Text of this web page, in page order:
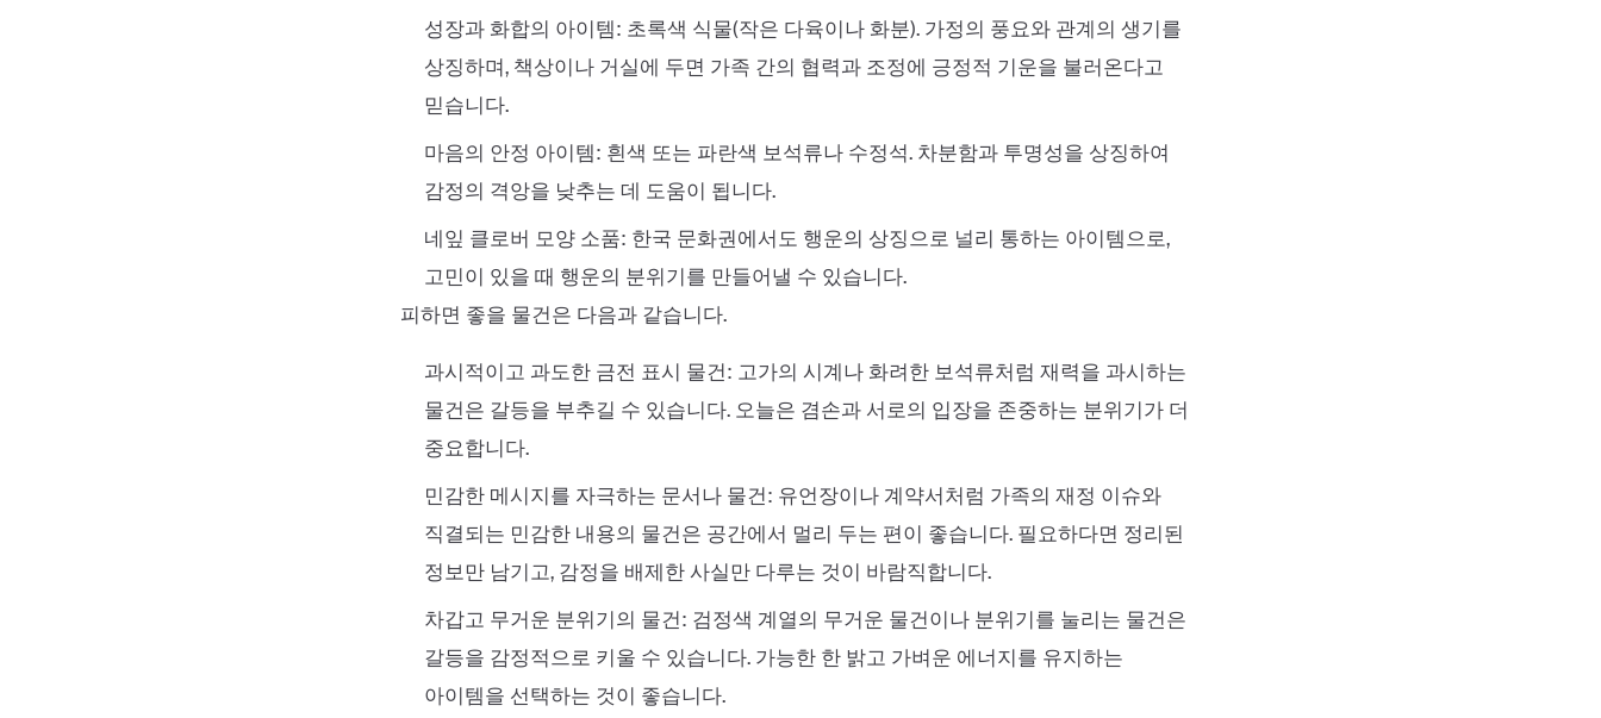
성장과 화합의 아이템: 초록색 식물(작은 다육이나 화분). 가정의 풍요와 관계의 생기를
상징하며, 책상이나 거실에 두면 가족 간의 협력과 조정에 긍정적 기운을 불러온다고
믿습니다.
마음의 안정 아이템: 흰색 또는 파란색 보석류나 수정석. 차분함과 투명성을 상징하여
감정의 격앙을 낮추는 데 도움이 됩니다.
네잎 클로버 모양 소품: 한국 문화권에서도 행운의 상징으로 널리 통하는 아이템으로,
고민이 있을 때 행운의 분위기를 만들어낼 수 있습니다.
피하면 좋을 물건은 다음과 같습니다.
과시적이고 과도한 금전 표시 물건: 고가의 시계나 화려한 보석류처럼 재력을 과시하는
물건은 갈등을 부추길 수 있습니다. 오늘은 겸손과 서로의 입장을 존중하는 분위기가 더
중요합니다.
민감한 메시지를 자극하는 문서나 물건: 유언장이나 계약서처럼 가족의 재정 이슈와
직결되는 민감한 내용의 물건은 공간에서 멀리 두는 편이 좋습니다. 필요하다면 정리된
정보만 남기고, 감정을 배제한 사실만 다루는 것이 바람직합니다.
차갑고 무거운 분위기의 물건: 검정색 계열의 무거운 물건이나 분위기를 눌리는 물건은
갈등을 감정적으로 키울 수 있습니다. 가능한 한 밝고 가벼운 에너지를 유지하는
아이템을 선택하는 것이 좋습니다.